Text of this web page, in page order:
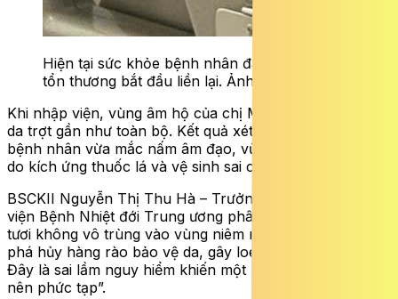
Hiện tại sức khỏe bệnh nhân đã ổn định, các
tổn thương bắt đầu liền lại. Ảnh: BVCC
Khi nhập viện, vùng âm hộ của chị M. đã bị loét rộng,
da trợt gần như toàn bộ. Kết quả xét nghiệm xác định
bệnh nhân vừa mắc nấm âm đạo, vừa bị viêm loét nặng
do kích ứng thuốc lá và vệ sinh sai cách.
BSCKII Nguyễn Thị Thu Hà – Trưởng khoa Sản, Bệnh
viện Bệnh Nhiệt đới Trung ương phân tích: “Việc đắp lá
tươi không vô trùng vào vùng niêm mạc nhạy cảm sẽ
phá hủy hàng rào bảo vệ da, gây loét và nhiễm trùng.
Đây là sai lầm nguy hiểm khiến một bệnh lý đơn giản trở
nên phức tạp”.